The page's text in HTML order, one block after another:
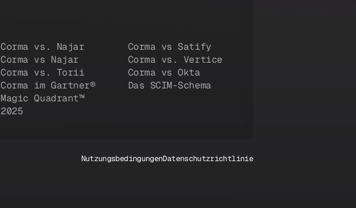
Corma vs. Najar
Corma vs Najar
Corma vs. Torii
Corma im Gartner®
Magic Quadrant™
2025
Corma vs Satify
Corma vs. Vertice
Corma vs Okta
Das SCIM-Schema
NutzungsbedingungenDatenschutzrichtlinie